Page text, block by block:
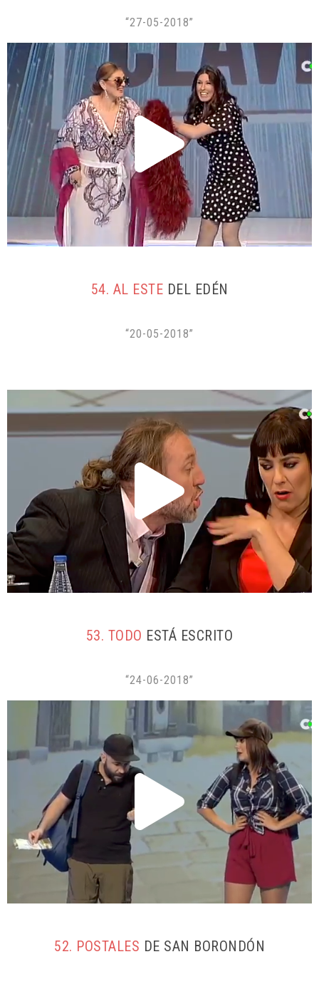
“27-05-2018”
54. AL ESTE DEL EDÉN
“20-05-2018”
53. TODO ESTÁ ESCRITO
“24-06-2018”
52. POSTALES DE SAN BORONDÓN